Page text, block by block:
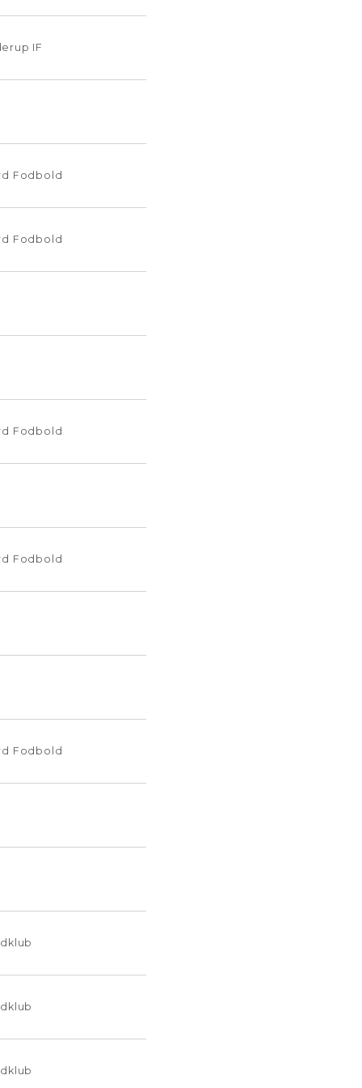
IF
Fodbold
Fodbold
Fodbold
Fodbold
Fodbold